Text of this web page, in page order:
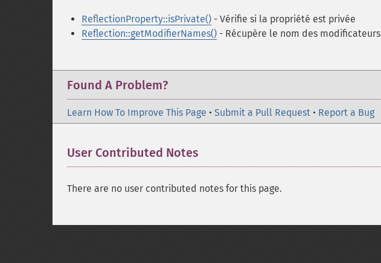
ReflectionProperty::isPrivate() - Vérifie si la propriété est privée
Reflection::getModifierNames() - Récupère le nom des modificateurs
Found A Problem?
Learn How To Improve This Page • Submit a Pull Request • Report a Bug
User Contributed Notes
There are no user contributed notes for this page.